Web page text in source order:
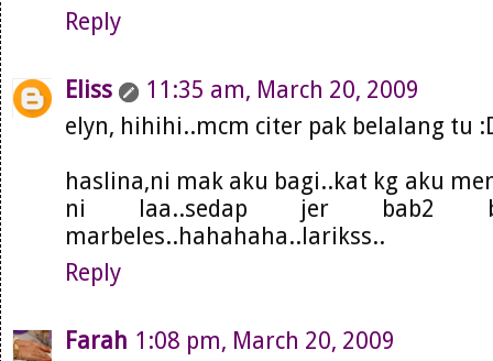
Reply
Eliss
11:35 am, March 20, 2009
elyn, hihihi..mcm citer pak belalang tu
haslina,ni mak aku bagi..kat kg aku
ni laa..sedap jer bab2
marbeles..hahahaha..larikss..
Reply
Farah 1:08 pm, March 20, 2009